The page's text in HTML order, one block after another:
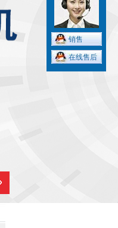
销售
在线售后